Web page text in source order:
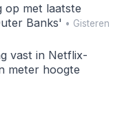
op met laatste
Banks' • Gisteren
vast in Netflix-
meter hoogte